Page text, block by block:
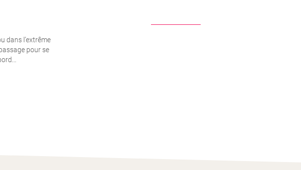
dans l’extrême
pour se